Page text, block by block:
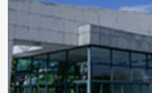
长江三峡实业武汉
路88号匠心城·三阳
满完成2023年4月25日